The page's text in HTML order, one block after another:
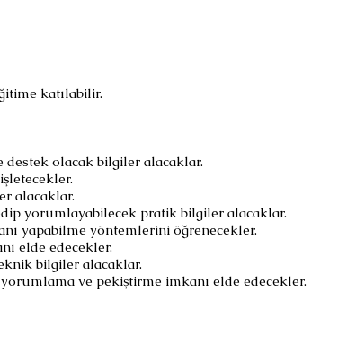
katılabilir.
destek olacak bilgiler alacaklar.
alacaklar.
yorumlayabilecek pratik bilgiler alacaklar.
yapabilme yöntemlerini öğrenecekler.
elde edecekler.
bilgiler alacaklar.
ve pekiştirme imkanı elde edecekler.